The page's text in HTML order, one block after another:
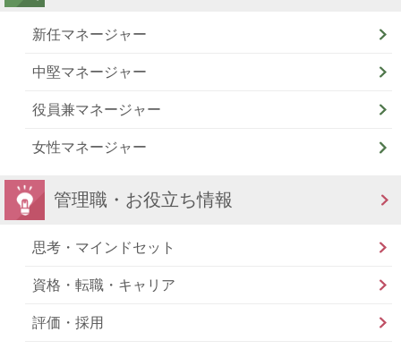
新任マネージャー
中堅マネージャー
役員兼マネージャー
女性マネージャー
管理職・お役立ち情報
思考・マインドセット
資格・転職・キャリア
評価・採用